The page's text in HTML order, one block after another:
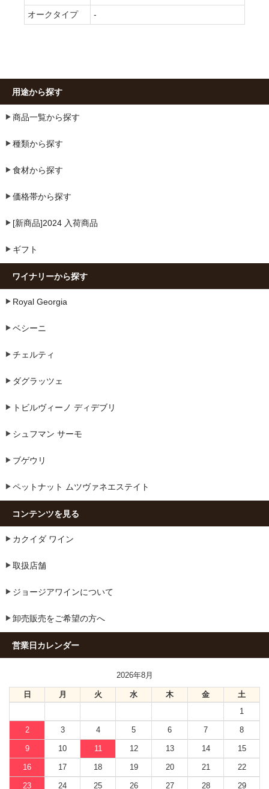
オークタイプ -
用途から探す
商品一覧から探す
種類から探す
食材から探す
価格帯から探す
[新商品]2024 入荷商品
ギフト
ワイナリーから探す
Royal Georgia
ベシーニ
チェルティ
ダグラッツェ
トビルヴィーノ ディデブリ
シュフマン サーモ
ブゲウリ
ペットナット ムツヴァネエステイト
コンテンツを見る
カクイダ ワイン
取扱店舗
ジョージアワインについて
卸売販売をご希望の方へ
営業日カレンダー
2026年8月
日 月 火 水 木 金
土
1
2 3 4 5 6 7 8
9 10 11 12 13 14 15
16 17 18 19 20 21 22
23 24 25 26 27 28 29